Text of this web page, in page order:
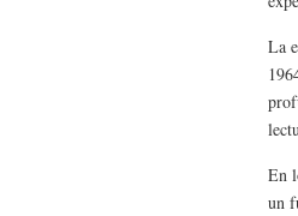
La
En
un